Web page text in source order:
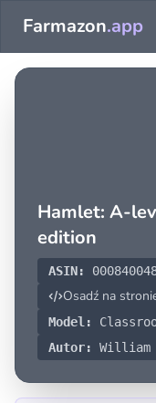
Farmazon.app
Hamlet: A-
edition
ASIN:
Osadź na
Model:
Autor:
William